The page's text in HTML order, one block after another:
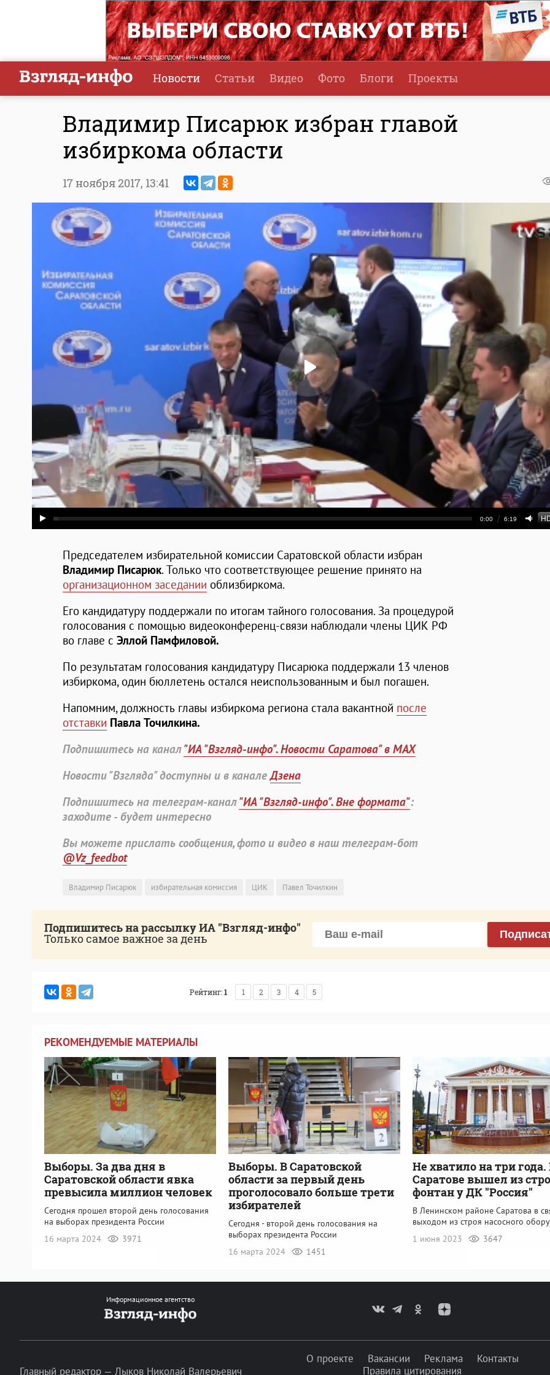
Новости Статьи Видео Фото Блоги Проекты
Владимир Писарюк избран главой
избиркома области
17 ноября 2017, 13:41
Председателем избирательной комиссии Саратовской области избран
Владимир Писарюк. Только что соответствующее решение принято на
организационном заседании облизбиркома.
Его кандидатуру поддержали по итогам тайного голосования. За процедурой
голосования с помощью видеоконференц-связи наблюдали члены ЦИК РФ
во главе с Эллой Памфиловой.
По результатам голосования кандидатуру Писарюка поддержали 13 членов
избиркома, один бюллетень остался неиспользованным и был погашен.
Напомним, должность главы избиркома региона стала вакантной после
отставки Павла Точилкина.
Подпишитесь на канал"ИА "Взгляд-инфо". Новости Саратова" в MAX
Новости "Взгляда" доступны и в каналеДзена
Подпишитесь на телеграм-канал"ИА "Взгляд-инфо". Вне формата":
заходите - будет интересно
Вы можете прислать сообщения, фото и видео в наш телеграм-бот
@Vz_feedbot
Владимир Писарюк избирательная комиссия ЦИК Павел Точилкин
Подпишитесь на рассылку ИА "Взгляд-инфо"
Только самое важное за день
Рейтинг:1 1 2 3 4 5
РЕКОМЕНДУЕМЫЕ МАТЕРИАЛЫ
Выборы. За два дня в
Саратовской области явка
превысила миллион человек
Сегодня прошел второй день голосования
на выборах президента России
16 марта 2024
3971
Выборы. В Саратовской
области за первый день
проголосовало больше трети
избирателей
Сегодня - второй день голосования на
выборах президента России
16 марта 2024
1451
Не хватило на три года.
Саратове вышел из
фонтан у ДК "Россия"
В Ленинском районе Саратова в
выходом из строя насосного
1 июня 2023
3647
Информационное агентство
Главный редактор — Лыков Николай Валерьевич
О проекте Вакансии Реклама
Контакты
Правила цитирования